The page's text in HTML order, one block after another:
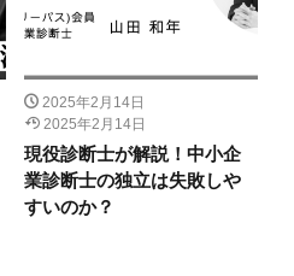
2025年2月14日
2025年2月14日
現役診断士が解説！中小企
業診断士の独立は失敗しや
すいのか？